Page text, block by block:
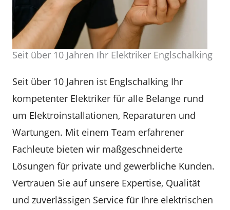
Seit über 10 Jahren Ihr Elektriker Englschalking
Seit über 10 Jahren ist Englschalking Ihr
kompetenter Elektriker für alle Belange rund
um Elektroinstallationen, Reparaturen und
Wartungen. Mit einem Team erfahrener
Fachleute bieten wir maßgeschneiderte
Lösungen für private und gewerbliche Kunden.
Vertrauen Sie auf unsere Expertise, Qualität
und zuverlässigen Service für Ihre elektrischen